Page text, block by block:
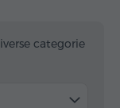
categorie